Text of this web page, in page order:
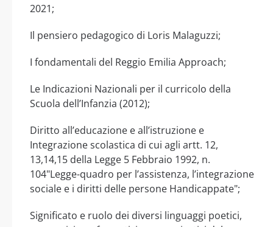
2021;
Il pensiero pedagogico di Loris Malaguzzi;
I fondamentali del Reggio Emilia Approach;
Le Indicazioni Nazionali per il curricolo della
Scuola dell’Infanzia (2012);
Diritto all’educazione e all’istruzione e
Integrazione scolastica di cui agli artt. 12,
13,14,15 della Legge 5 Febbraio 1992, n.
104"Legge-quadro per l’assistenza, l’integrazione
sociale e i diritti delle persone Handicappate";
Significato e ruolo dei diversi linguaggi poetici,